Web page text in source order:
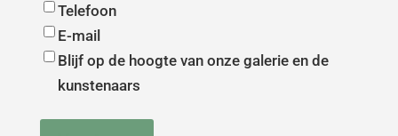
Telefoon
E-mail
Blijf op de hoogte van onze galerie en de
kunstenaars